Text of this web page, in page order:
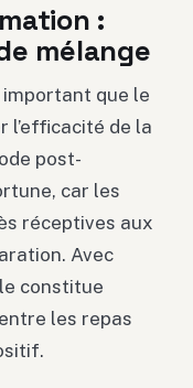
:
mélange
que le
l’efficacité de la
post-
car les
réceptives aux
Avec
constitue
les repas